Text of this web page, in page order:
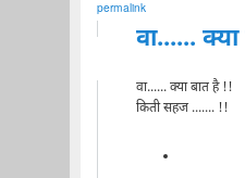
permalink
वा......
वा...... क्या बात है !!
किती सहज ....... !!